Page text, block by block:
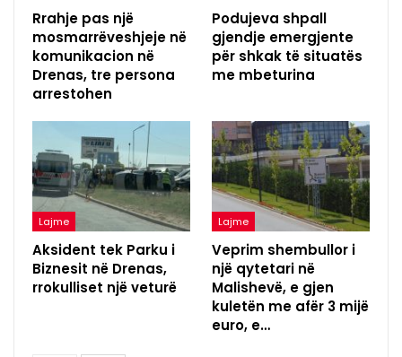
Rrahje pas një
mosmarrëveshjeje në
komunikacion në
Drenas, tre persona
arrestohen
Podujeva shpall
gjendje emergjente
për shkak të situatës
me mbeturina
Lajme
Aksident tek Parku i
Biznesit në Drenas,
rrokulliset një veturë
Lajme
Veprim shembullor i
një qytetari në
Malishevë, e gjen
kuletën me afër 3 mijë
euro, e…